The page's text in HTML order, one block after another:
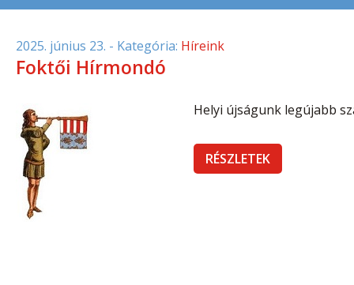
2025. június 23. - Kategória: Híreink
Foktői Hírmondó
Helyi újságunk legújabb
RÉSZLETEK